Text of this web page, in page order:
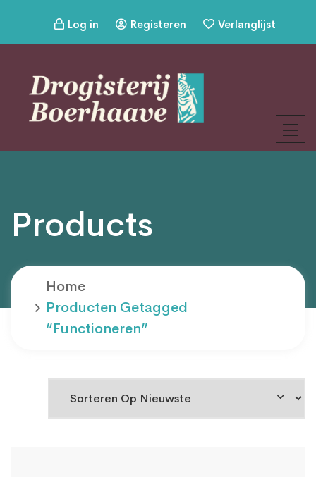
Log in Registeren Verlanglijst
Products
Home
Producten Getagged
“functioneren”